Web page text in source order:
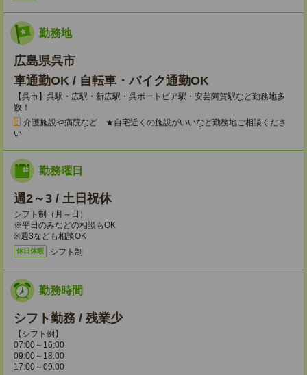
勤務地
広島県呉市
車通勤OK / 自転車・バイク通勤OK
【呉市】呉駅・広駅・新広駅・呉ポートピア駅・安芸阿賀駅など勤務地多
数！
介護施設や病院など ★自宅近くの施設がいいなど勤務地ご相談くださ
い
勤務曜日
週2～3 / 土日祝休
シフト制（月～日）
※平日のみなどの相談もOK
※週3なども相談OK
休日休暇 シフト制
勤務時間
シフト勤務 / 残業少
【シフト例】
07:00～16:00
09:00～18:00
17:00～09:00